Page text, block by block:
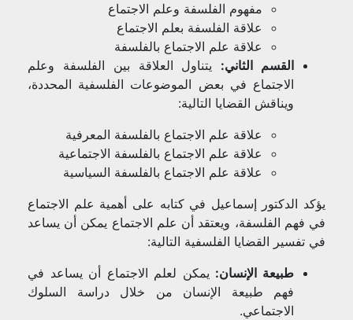
مفهوم الفلسفة وعلم الاجتماع
علاقة الفلسفة بعلم الاجتماع
علاقة علم الاجتماع بالفلسفة
القسم الثاني: يتناول العلاقة بين الفلسفة وعلم
الاجتماع في بعض الموضوعات الفلسفية المحددة،
ويناقش القضايا التالية:
علاقة علم الاجتماع بالفلسفة المعرفية
علاقة علم الاجتماع بالفلسفة الاجتماعية
علاقة علم الاجتماع بالفلسفة السياسية
يؤكد الدكتور إسماعيل في كتابه على أهمية علم الاجتماع
في فهم الفلسفة، ويعتقد أن علم الاجتماع يمكن أن يساعد
في تفسير القضايا الفلسفية التالية:
طبيعة الإنسان: يمكن لعلم الاجتماع أن يساعد في
فهم طبيعة الإنسان من خلال دراسة السلوك
الاجتماعي.